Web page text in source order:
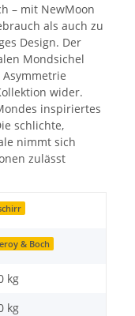
– mit NewMoon
als auch zu
Design. Der
Mondsichel
wider.
inspiriertes
schlichte,
nimmt sich
zulässt
& Boch
kg
kg